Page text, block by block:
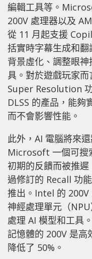
編輯工具等。
200V 處理器以及
從 11 月起支援
括實時字幕生成和翻
背景虛化、調整眼
具。對於遊戲玩家
Super Resolution
DLSS 的產品，能夠
而不會影響性能。
此外，AI 電腦將來
Microsoft 一個可搜
初期的反饋而被推
過修訂的 Recall 功
推出。Intel 的 200V
神經處理單元（
處理 AI 模型和工具
記憶體的 200V 是高
降低了 50%。